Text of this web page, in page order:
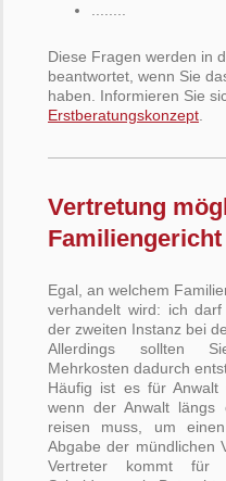
Diese Fragen werden in
beantwortet, wenn Sie
haben. Informieren Sie
Erstberatungskonzept
Vertretung
Egal, an welchem
verhandelt wird: ich darf
der zweiten Instanz bei
Allerdings sollten
Mehrkosten dadurch
Häufig ist es für Anwalt
wenn der Anwalt längs
reisen muss, um
Abgabe der mündlichen
Vertreter kommt für